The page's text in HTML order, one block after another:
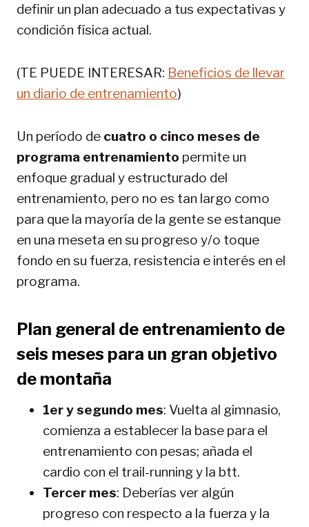
definir un plan adecuado a tus expectativas y
condición física actual.
(TE PUEDE INTERESAR: Beneficios de llevar
un diario de entrenamiento)
Un período de cuatro o cinco meses de
programa entrenamiento permite un
enfoque gradual y estructurado del
entrenamiento, pero no es tan largo como
para que la mayoría de la gente se estanque
en una meseta en su progreso y/o toque
fondo en su fuerza, resistencia e interés en el
programa.
Plan general de entrenamiento de
seis meses para un gran objetivo
de montaña
1er y segundo mes: Vuelta al gimnasio,
comienza a establecer la base para el
entrenamiento con pesas; añada el
cardio con el trail-running y la btt.
Tercer mes: Deberías ver algún
progreso con respecto a la fuerza y la